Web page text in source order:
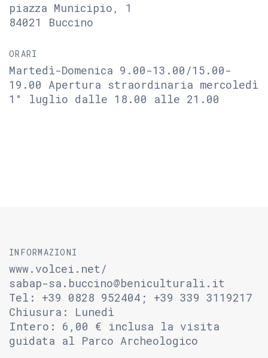
piazza Municipio, 1
84021 Buccino
ORARI
Martedì-Domenica 9.00-13.00/15.00-
19.00 Apertura straordinaria mercoledì
1° luglio dalle 18.00 alle 21.00
INFORMAZIONI
www.volcei.net/
sabap-sa.buccino@beniculturali.it
Tel: +39 0828 952404; +39 339 3119217
Chiusura: Lunedì
Intero: 6,00 € inclusa la visita
guidata al Parco Archeologico